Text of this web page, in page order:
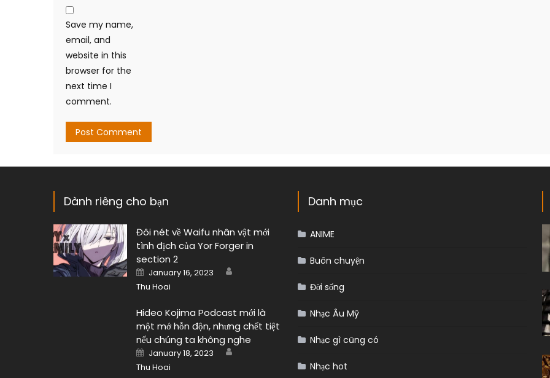
Save my name,
email, and
website in this
browser for the
next time I
comment.
Dành riêng cho bạn
Đôi nét về Waifu nhân vật mới
tình địch của Yor Forger in
section 2
Posted
on
January 16, 2023
Thu Hoai
Hideo Kojima Podcast mới là
một mớ hỗn độn, nhưng chết tiệt
nếu chúng ta không nghe
Posted
on
January 18, 2023 Author
Thu Hoai
Danh mục
ANIME
Buôn chuyện
Đời sống
Nhạc Âu Mỹ
Nhạc gì cũng có
Nhạc hot